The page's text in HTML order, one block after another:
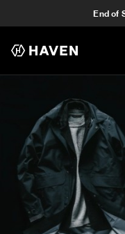
End of